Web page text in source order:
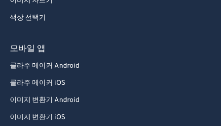
색상 선택기
모바일 앱
콜라주 메이커 Android
콜라주 메이커 iOS
이미지 변환기 Android
이미지 변환기 iOS